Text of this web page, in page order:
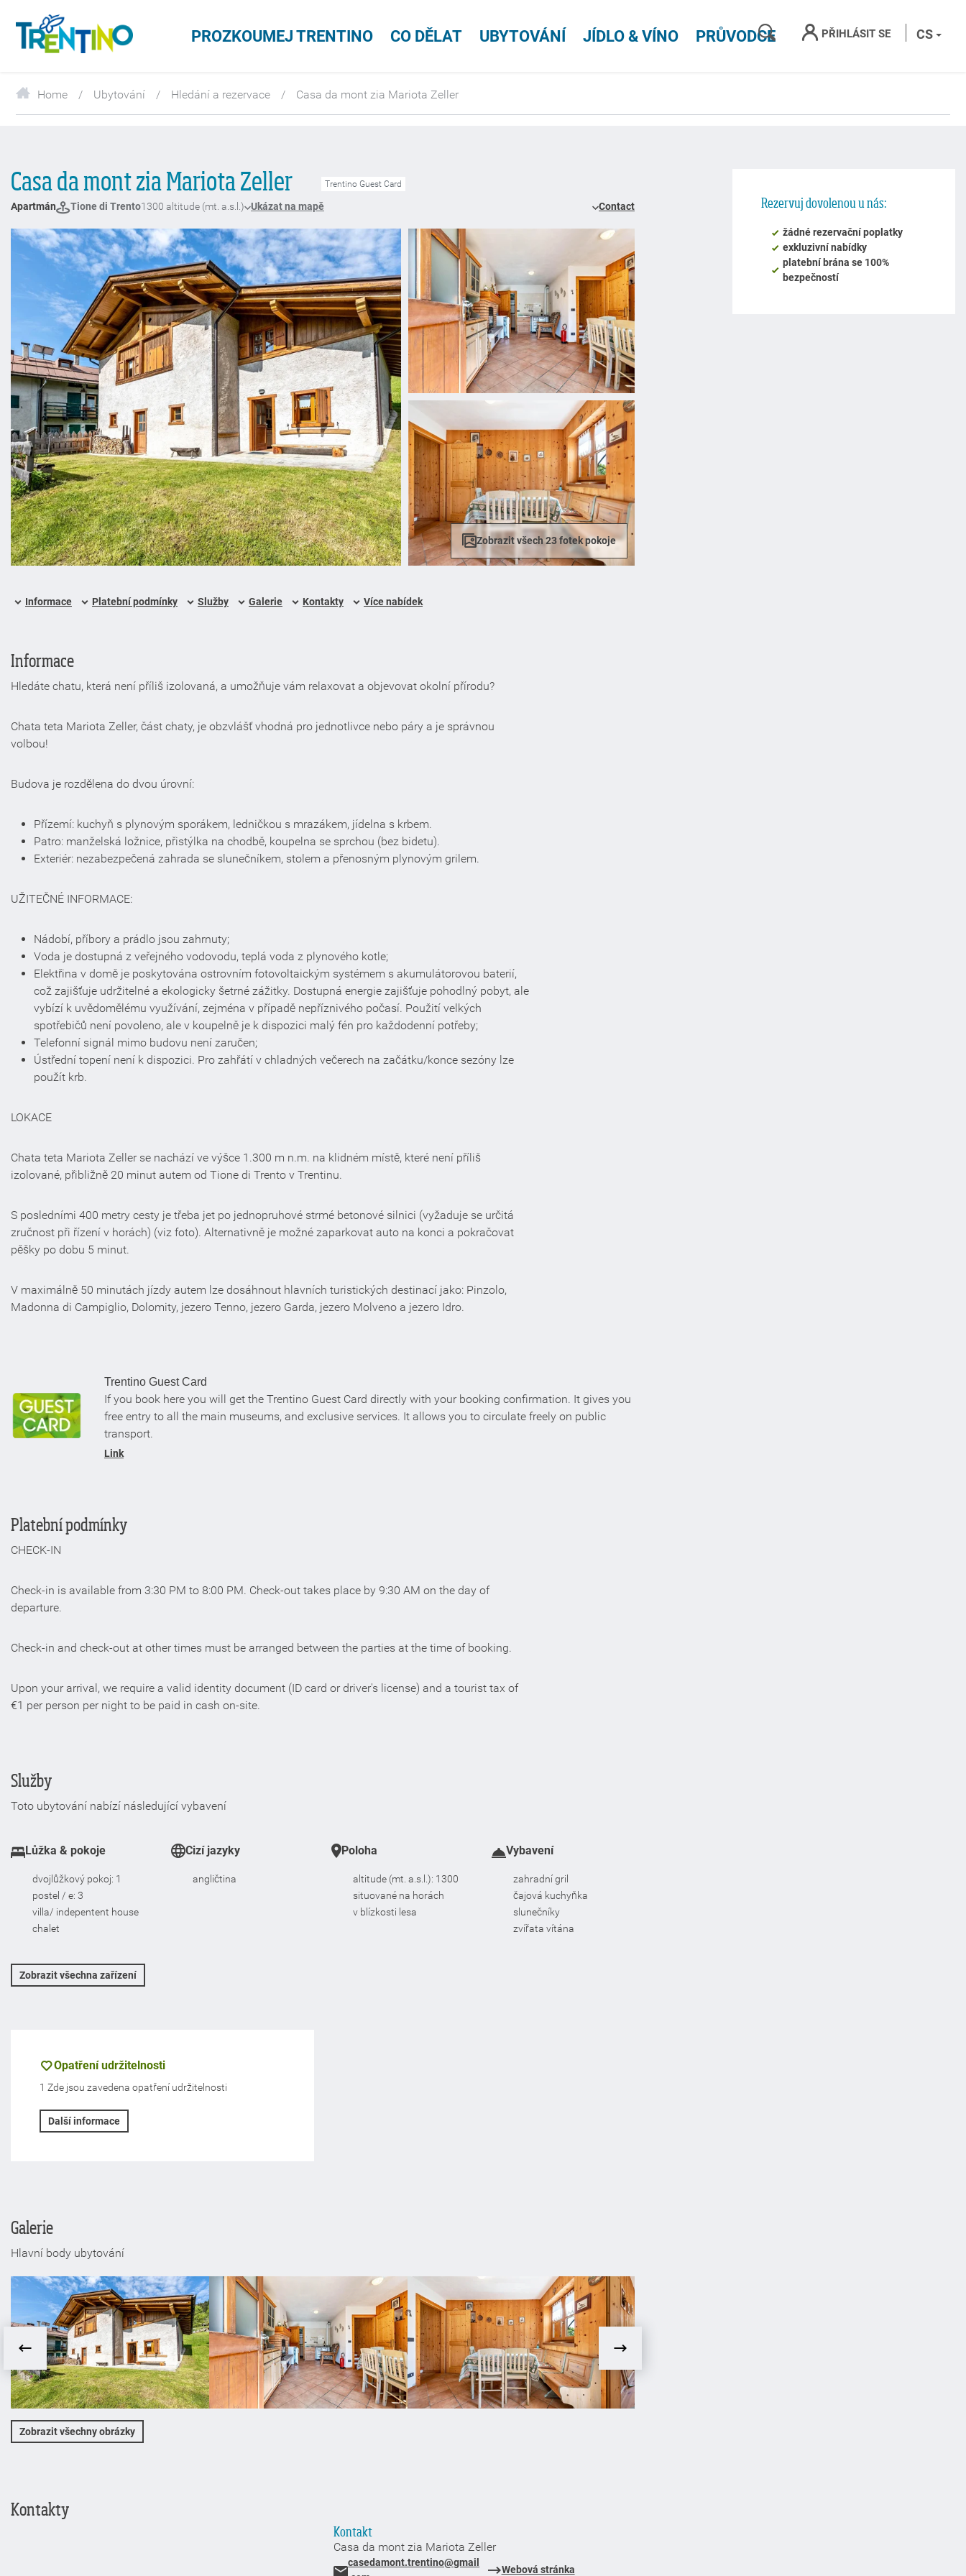
PROZKOUMEJ TRENTINO CO DĚLAT UBYTOVÁNÍ JÍDLO & VÍNO PRŮVODCE
HLEDAT PŘIHLÁSIT SE CS
Home Ubytování Hledání a rezervace Casa da mont zia Mariota Zeller